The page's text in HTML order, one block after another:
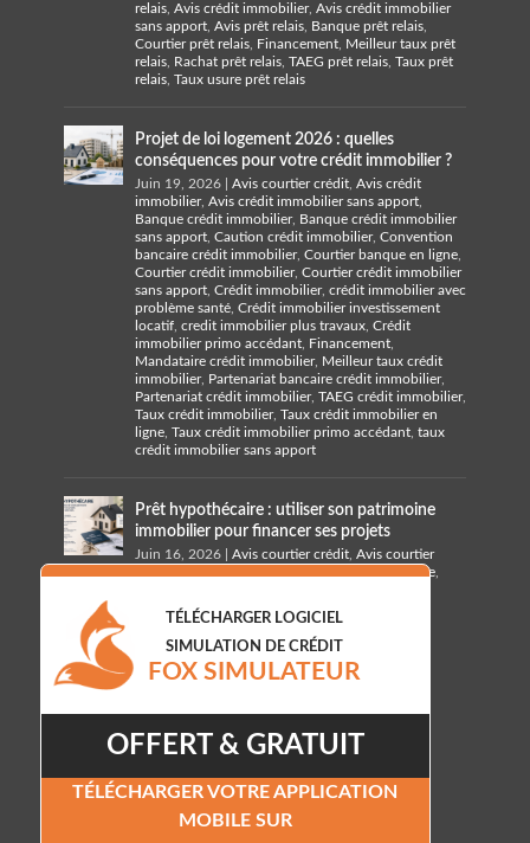
relais, Avis crédit immobilier, Avis crédit immobilier
sans apport, Avis prêt relais, Banque prêt relais,
Courtier prêt relais, Financement,
Meilleur taux prêt
relais, Rachat prêt relais, TAEG prêt relais, Taux prêt
relais, Taux usure prêt relais
Projet de loi logement 2026 : quelles
conséquences pour votre crédit immobilier ?
Juin 19, 2026| Avis courtier crédit, Avis crédit
immobilier, Avis crédit immobilier sans apport,
Banque crédit immobilier, Banque crédit immobilier
sans apport, Caution crédit immobilier, Convention
bancaire crédit immobilier, Courtier banque en ligne,
Courtier crédit immobilier, Courtier crédit immobilier
sans apport, Crédit immobilier, crédit immobilier avec
problème santé, Crédit immobilier investissement
locatif, credit immobilier plus travaux, Crédit
immobilier primo accédant, Financement,
Mandataire crédit immobilier, Meilleur taux crédit
immobilier, Partenariat bancaire crédit immobilier,
Partenariat crédit immobilier, TAEG crédit immobilier,
Taux crédit immobilier, Taux crédit immobilier en
ligne, Taux crédit immobilier primo accédant, taux
crédit immobilier sans apport
Prêt hypothécaire : utiliser son patrimoine
immobilier pour financer ses projets
Juin 16, 2026| Avis courtier crédit, Avis courtier
Banque crédit hypothécaire,
hypothécaire
TÉLÉCHARGER LOGICIEL
SIMULATION DE CRÉDIT
FOX SIMULATEUR
OFFERT & GRATUIT
TÉLÉCHARGER VOTRE APPLICATION
MOBILE SUR